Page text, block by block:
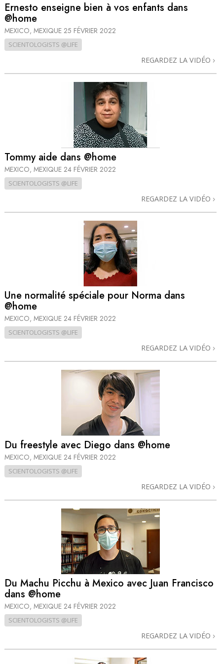
Ernesto enseigne bien à vos enfants dans
@home
MEXICO, MEXIQUE 25 FÉVRIER 2022
SCIENTOLOGISTS @LIFE
REGARDEZ LA VIDÉO
Tommy aide dans @home
MEXICO, MEXIQUE 24 FÉVRIER 2022
SCIENTOLOGISTS @LIFE
REGARDEZ LA VIDÉO
Une normalité spéciale pour Norma dans
@home
MEXICO, MEXIQUE 24 FÉVRIER 2022
SCIENTOLOGISTS @LIFE
REGARDEZ LA VIDÉO
Du freestyle avec Diego dans @home
MEXICO, MEXIQUE 24 FÉVRIER 2022
SCIENTOLOGISTS @LIFE
REGARDEZ LA VIDÉO
Du Machu Picchu à Mexico avec Juan Francisco
dans @home
MEXICO, MEXIQUE 24 FÉVRIER 2022
SCIENTOLOGISTS @LIFE
REGARDEZ LA VIDÉO